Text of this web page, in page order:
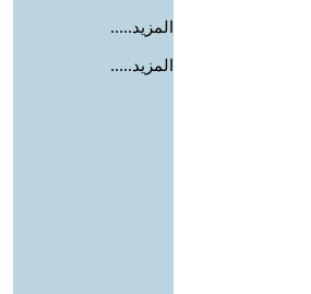
المزيد.....
المزيد.....